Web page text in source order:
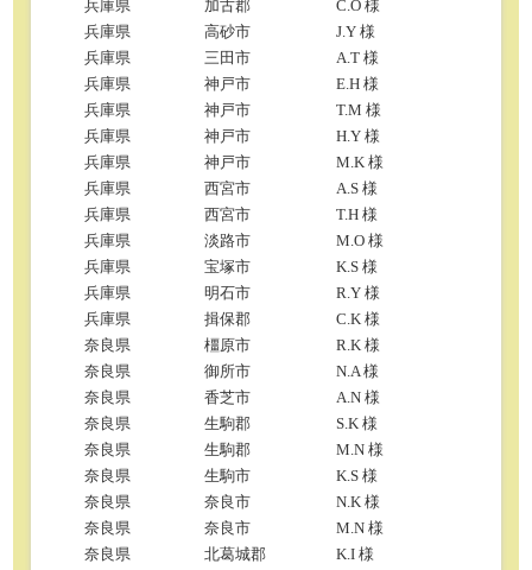
兵庫県 加古郡
C.O 様
兵庫県
高砂市
J.Y 様
兵庫県
三田市
A.T 様
兵庫県
神戸市
E.H 様
兵庫県
神戸市
T.M 様
兵庫県
神戸市
H.Y 様
兵庫県
神戸市
M.K 様
兵庫県
西宮市
A.S 様
兵庫県
西宮市
T.H 様
兵庫県
淡路市
M.O 様
兵庫県
宝塚市
K.S 様
兵庫県
明石市
R.Y 様
兵庫県
揖保郡
C.K 様
奈良県
橿原市
R.K 様
奈良県
御所市
N.A 様
奈良県
香芝市
A.N 様
奈良県
生駒郡
S.K 様
奈良県
生駒郡
M.N 様
奈良県
生駒市
K.S 様
奈良県
奈良市
N.K 様
奈良県
奈良市
M.N 様
奈良県
北葛城郡
K.I 様